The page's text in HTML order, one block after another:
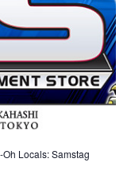
Oh Locals: Samstag